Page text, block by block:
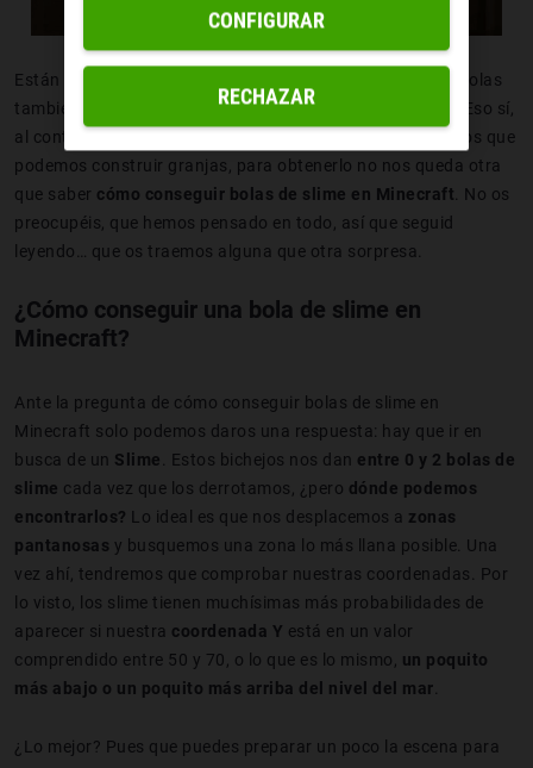
Están
, aunque dichas bolas
también sirven para construir otro tipo de herramientas. Eso sí,
al contrario que otros materiales más ‘normalitos’, para los que
podemos construir granjas, para obtenerlo no nos queda otra
que saber cómo conseguir bolas de slime en Minecraft . No os
preocupéis, que hemos pensado en todo, así que seguid
leyendo… que os traemos alguna que otra sorpresa.
¿Cómo conseguir una bola de slime en
Minecraft?
Ante la pregunta de cómo conseguir bolas de slime en
Minecraft solo podemos daros una respuesta: hay que ir en
busca de un Slime . Estos bichejos nos dan entre 0 y 2 bolas de
slime cada vez que los derrotamos, ¿pero dónde podemos
encontrarlos? Lo ideal es que nos desplacemos a zonas
pantanosas y busquemos una zona lo más llana posible. Una
vez ahí, tendremos que comprobar nuestras coordenadas. Por
lo visto, los slime tienen muchísimas más probabilidades de
aparecer si nuestra coordenada Y está en un valor
comprendido entre 50 y 70, o lo que es lo mismo, un poquito
más abajo o un poquito más arriba del nivel del mar
¿Lo mejor? Pues que puedes preparar un poco la escena para
RECHAZAR
CONFIGURAR